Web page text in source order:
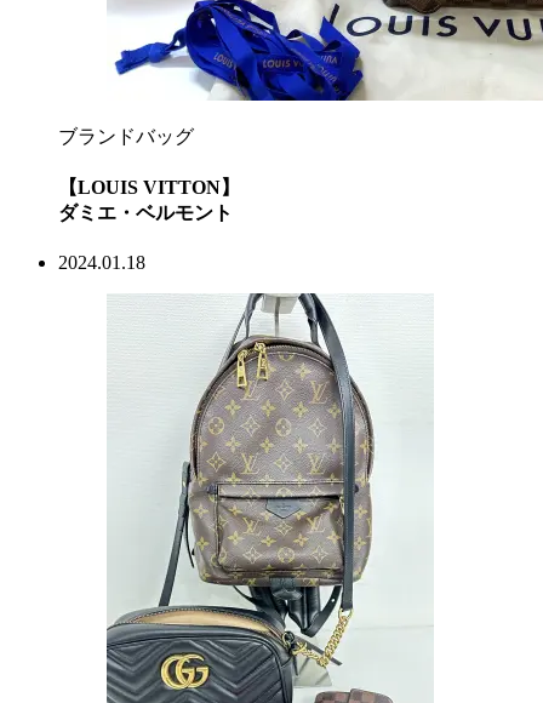
ブランドバッグ
【LOUIS VITTON】
ダミエ・ベルモント
2024.01.18